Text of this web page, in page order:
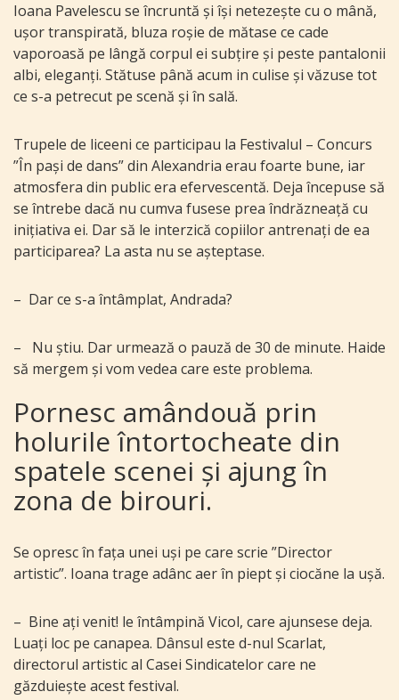
Ioana Pavelescu se încruntă și își netezește cu o mână,
ușor transpirată, bluza roșie de mătase ce cade
vaporoasă pe lângă corpul ei subțire și peste pantalonii
albi, eleganți. Stătuse până acum in culise și văzuse tot
ce s-a petrecut pe scenă și în sală.
Trupele de liceeni ce participau la Festivalul – Concurs
”În pași de dans” din Alexandria erau foarte bune, iar
atmosfera din public era efervescentă. Deja începuse să
se întrebe dacă nu cumva fusese prea îndrăzneață cu
inițiativa ei. Dar să le interzică copiilor antrenați de ea
participarea? La asta nu se așteptase.
– Darce s-a întâmplat, Andrada?
–
Nu știu. Dar urmează o pauză de 30 de minute. Haide
să mergem și vom vedea care este problema.
Pornesc amândouă prin
holurile întortocheate din
spatele scenei și ajung în
zona de birouri.
Se opresc în fața unei uși pe care scrie ”Director
artistic”. Ioana trage adânc aer în piept și ciocăne la ușă.
– Bine ați venit! le întâmpină Vicol, care ajunsese deja.
Luați loc pe canapea. Dânsul este d-nul Scarlat,
directorul artistic al Casei Sindicatelor care ne
găzduiește acest festival.